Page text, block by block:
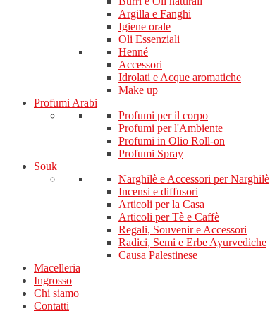
Argilla e Fanghi
Igiene orale
Oli Essenziali
Henné
Accessori
Idrolati e Acque aromatiche
Make up
Profumi Arabi
Profumi per il corpo
Profumi per l'Ambiente
Profumi in Olio Roll-on
Profumi Spray
Souk
Narghilè e Accessori per Narghilè
Incensi e diffusori
Articoli per la Casa
Articoli per Tè e Caffè
Regali, Souvenir e Accessori
Radici, Semi e Erbe Ayurvediche
Causa Palestinese
Macelleria
Ingrosso
Chi siamo
Contatti